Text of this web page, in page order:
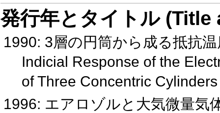
発行年とタイトル
1990: 3層の円筒から成る抵抗
Indicial Response of the
of Three Concentric
1996: エアロゾルと大気微量気